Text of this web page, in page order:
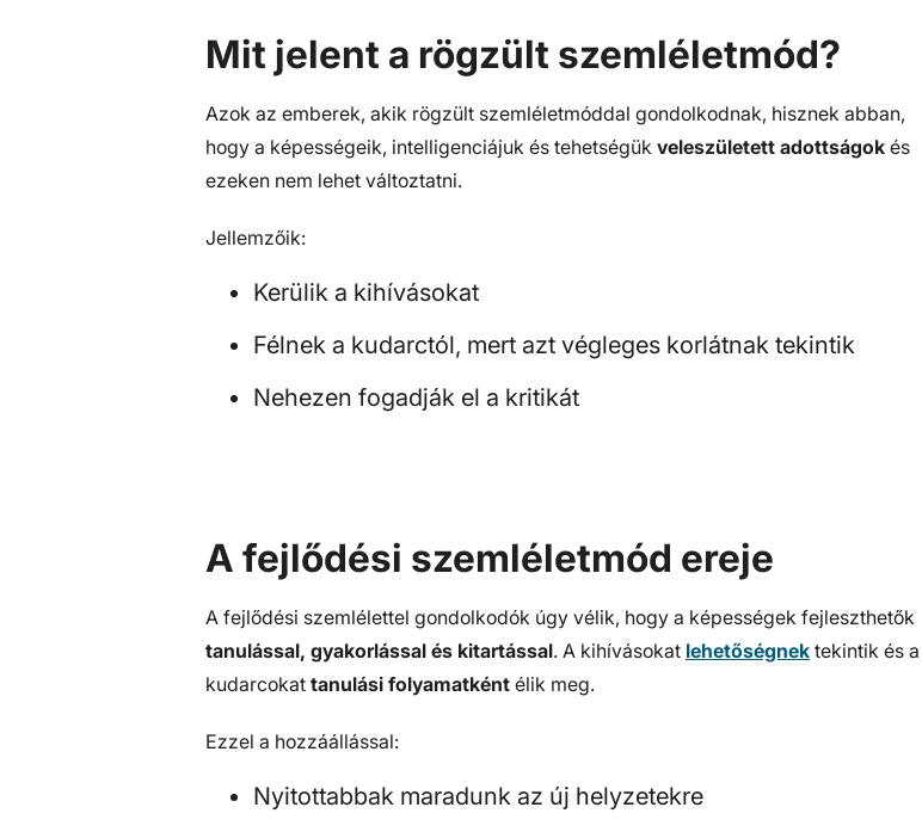
Mit jelent a rögzült szemléletmód?
Azok az emberek, akik rögzült szemléletmóddal gondolkodnak, hisznek abban,
hogy a képességeik, intelligenciájuk és tehetségük veleszületett adottságok és
ezeken nem lehet változtatni.
Jellemzőik:
Kerülik a kihívásokat
Félnek a kudarctól, mert azt végleges korlátnak tekintik
Nehezen fogadják el a kritikát
A fejlődési szemléletmód ereje
A fejlődési szemlélettel gondolkodók úgy vélik, hogy a képességek fejleszthetők
tanulással, gyakorlással és kitartással. A kihívásokat lehetőségnek tekintik és a
kudarcokat tanulási folyamatként élik meg.
Ezzel a hozzáállással:
Nyitottabbak maradunk az új helyzetekre